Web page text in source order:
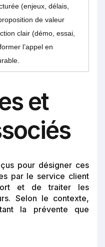
(enjeux, délais,
de valeur
clair (démo, essai,
l’appel en
et
pour désigner ces
par le service client
et de traiter les
Selon le contexte,
la prévente que